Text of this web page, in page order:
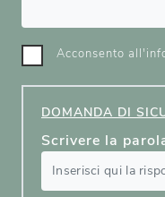
Acconsento
DOMANDA DI
Scrivere la